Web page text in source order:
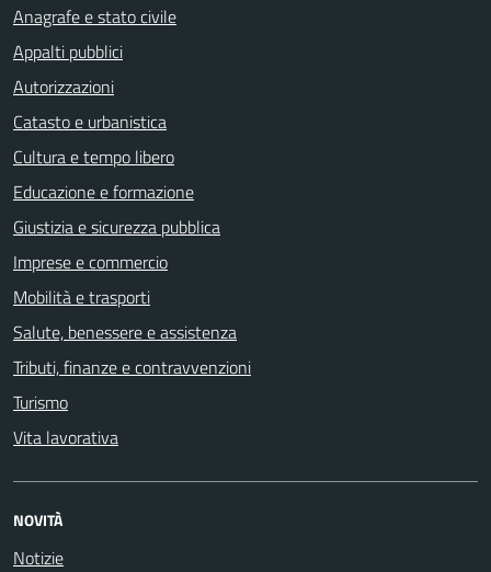
Anagrafe e stato civile
Appalti pubblici
Autorizzazioni
Catasto e urbanistica
Cultura e tempo libero
Educazione e formazione
Giustizia e sicurezza pubblica
Imprese e commercio
Mobilità e trasporti
Salute, benessere e assistenza
Tributi, finanze e contravvenzioni
Turismo
Vita lavorativa
NOVITÀ
Notizie